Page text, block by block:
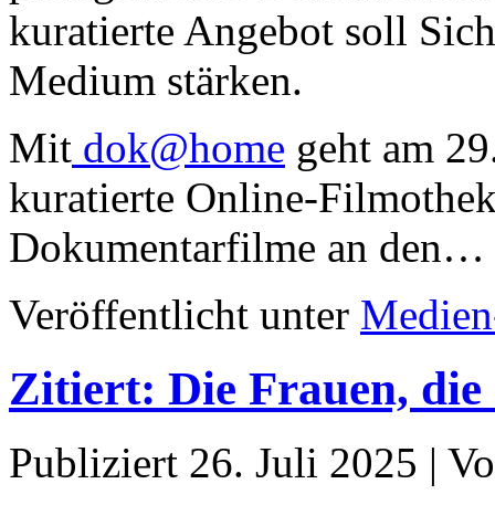
kuratierte Angebot soll
Medium stärken.
Mit dok@home geht am
kuratierte Online-
Dokumentarfilme an den…
Veröffentlicht unter
Zitiert: Die Frauen,
Publiziert 26. Juli 2025 |